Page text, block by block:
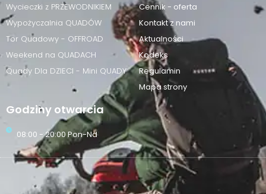
Wycieczki z PRZEWODNIKIEM
Wypożyczalnia QUADÓW
Tor Quadowy - OFFROAD
Weekend na QUADACH
Quady Dla DZIECI - Mini QUADY
Cennik - oferta
Kontakt z nami
Aktualności
Kodeks
Regulamin
Mapa strony
Godziny otwarcia
08:00 - 20:00 Pon-Nd